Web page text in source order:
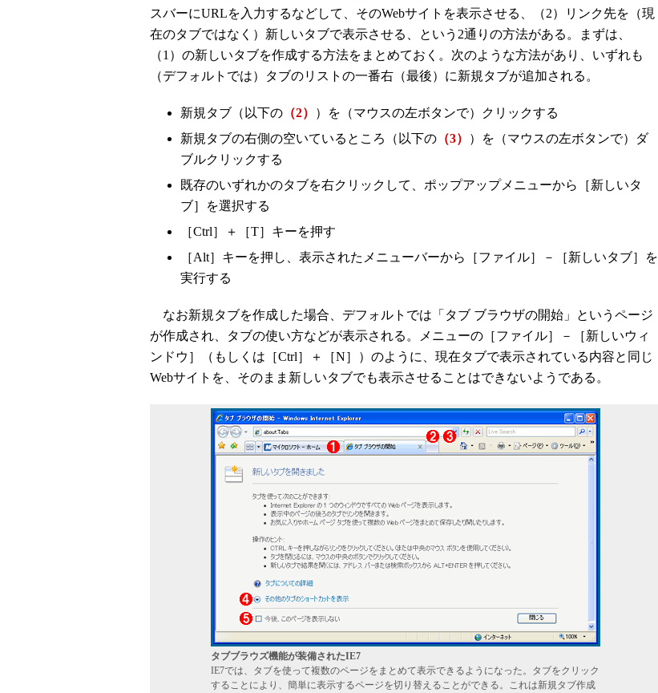
スバーにURLを入力するなどして、そのWebサイトを表示させる、（2）リンク先を（現
在のタブではなく）新しいタブで表示させる、という2通りの方法がある。まずは、
（1）の新しいタブを作成する方法をまとめておく。次のような方法があり、いずれも
（デフォルトでは）タブのリストの一番右（最後）に新規タブが追加される。
新規タブ（以下の （2）
）を（マウスの左ボタンで）クリックする
新規タブの右側の空いているところ（以下の （3）
）を（マウスの左ボタンで）ダ
ブルクリックする
既存のいずれかのタブを右クリックして、ポップアップメニューから［新しいタ
ブ］を選択する
［Ctrl］＋［T］キーを押す
［Alt］キーを押し、表示されたメニューバーから［ファイル］－［新しいタブ］を
実行する
なお新規タブを作成した場合、デフォルトでは「タブ ブラウザの開始」というページ
が作成され、タブの使い方などが表示される。メニューの［ファイル］－［新しいウィ
ンドウ］（もしくは［Ctrl］＋［N］）のように、現在タブで表示されている内容と同じ
Webサイトを、そのまま新しいタブでも表示させることはできないようである。
タブブラウズ機能が装備されたIE7
IE7では、タブを使って複数のページをまとめて表示できるようになった。タブをクリック
することにより、簡単に表示するページを切り替えることができる。これは新規タブ作成